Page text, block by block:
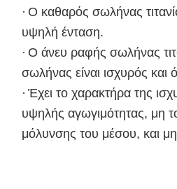
· Ο καθαρός σωλήνας
υψηλή ένταση.
· Ο άνευ ραφής σωλήνας
σωλήνας είναι ισχυρός και
· Έχει το χαρακτήρα της
υψηλής αγωγιμότητας, μη
μόλυνσης του μέσου, και